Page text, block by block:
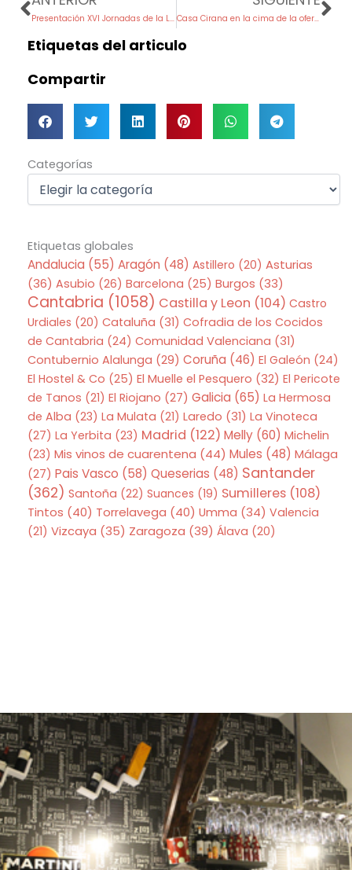
Presentación XVI Jornadas de la Langosta en Astuy Casa Cirana en la cima de la oferta gastronómica de Santander
Etiquetas del articulo
Compartir
Categorías
Categorías
Etiquetas globales
Andalucia (55) Aragón (48) Astillero (20) Asturias
(36) Asubio (26) Barcelona (25) Burgos (33)
Cantabria (1058) Castilla y Leon (104) Castro
Urdiales (20) Cataluña (31) Cofradia de los Cocidos
de Cantabria (24) Comunidad Valenciana (31)
Contubernio Alalunga (29) Coruña (46) El Galeón (24)
El Hostel & Co (25) El Muelle el Pesquero (32) El Pericote
de Tanos (21) El Riojano (27) Galicia (65) La Hermosa
de Alba (23) La Mulata (21) Laredo (31) La Vinoteca
(27) La Yerbita (23) Madrid (122) Melly(60) Michelin
(23) Mis vinos de cuarentena (44) Mules (48) Málaga
(27) Pais Vasco (58) Queserias (48) Santander
(362) Santoña (22) Suances (19) Sumilleres(108)
Tintos (40) Torrelavega (40) Umma (34) Valencia
(21) Vizcaya (35) Zaragoza (39) Álava (20)